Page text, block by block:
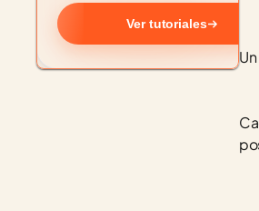
Ver tutoriales